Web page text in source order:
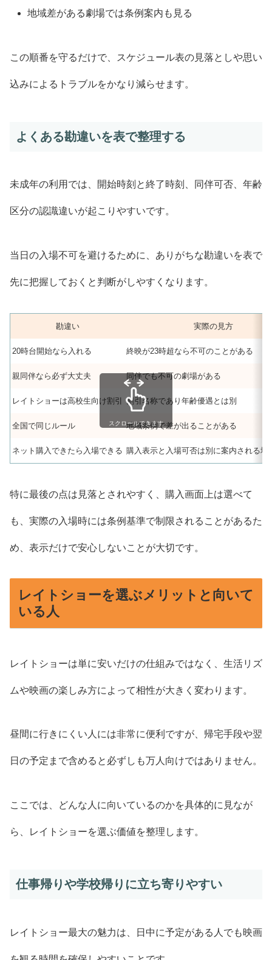
地域差がある劇場では条例案内も見る
この順番を守るだけで、スケジュール表の見落としや思い
込みによるトラブルをかなり減らせます。
よくある勘違いを表で整理する
未成年の利用では、開始時刻と終了時刻、同伴可否、年齢
区分の認識違いが起こりやすいです。
当日の入場不可を避けるために、ありがちな勘違いを表で
先に把握しておくと判断がしやすくなります。
勘違い 実際の見方
20時台開始なら入れる 終映が23時超なら不可のことがある
親同伴なら必ず大丈夫 同伴でも不可の劇場がある
レイトショーは高校生向け割引 割引名称であり年齢優遇とは別
全国で同じルール 地域条例で差が出ることがある
ネット購入できたら入場できる 購入表示と入場可否は別に案内される場
スクロールできます
特に最後の点は見落とされやすく、購入画面上は選べて
も、実際の入場時には条例基準で制限されることがあるた
め、表示だけで安心しないことが大切です。
レイトショーを選ぶメリットと向いて
いる人
レイトショーは単に安いだけの仕組みではなく、生活リズ
ムや映画の楽しみ方によって相性が大きく変わります。
昼間に行きにくい人には非常に便利ですが、帰宅手段や翌
日の予定まで含めると必ずしも万人向けではありません。
ここでは、どんな人に向いているのかを具体的に見なが
ら、レイトショーを選ぶ価値を整理します。
仕事帰りや学校帰りに立ち寄りやすい
レイトショー最大の魅力は、日中に予定がある人でも映画